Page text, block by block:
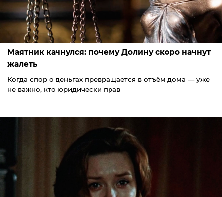
Маятник качнулся: почему Долину скоро начнут
жалеть
Когда спор о деньгах превращается в отъём дома — уже
не важно, кто юридически прав